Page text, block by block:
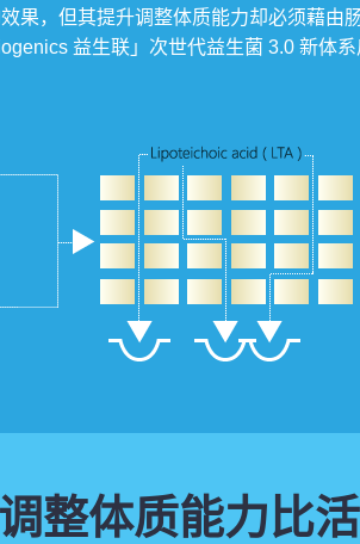
果，但其提升调整体质能力却必须藉由
益生联」次世代益生菌 3.0 新体系
整体质能力比